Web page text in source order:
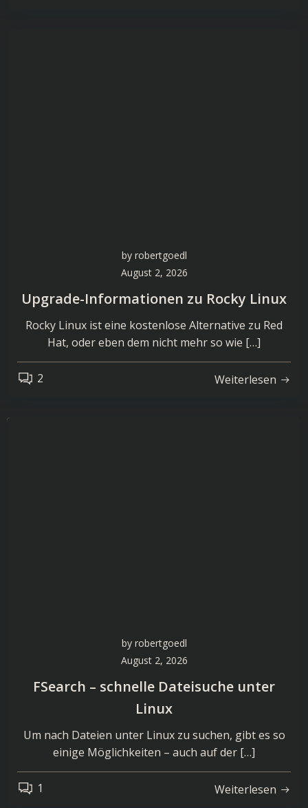
by robertgoedl
August 2, 2026
Upgrade-Informationen zu Rocky Linux
Rocky Linux ist eine kostenlose Alternative zu Red
Hat, oder eben dem nicht mehr so wie […]
2 Weiterlesen
by robertgoedl
August 2, 2026
FSearch – schnelle Dateisuche unter
Linux
Um nach Dateien unter Linux zu suchen, gibt es so
einige Möglichkeiten – auch auf der […]
1 Weiterlesen